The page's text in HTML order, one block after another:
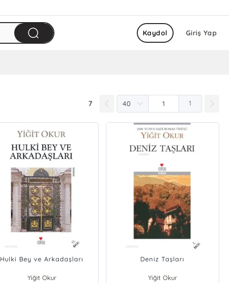
Giriş Yap
Kaydol
7 1
Hulki Bey ve Arkadaşları
Yiğit Okur
Deniz Taşları
Yiğit Okur